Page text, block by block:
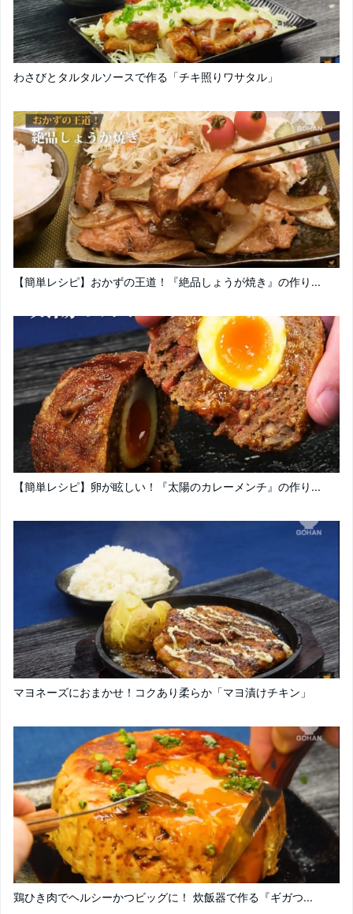
わさびとタルタルソースで作る「チキ照りワサタル」
【簡単レシピ】おかずの王道！『絶品しょうが焼き』の作り...
【簡単レシピ】卵が眩しい！『太陽のカレーメンチ』の作り...
マヨネーズにおまかせ！コクあり柔らか「マヨ漬けチキン」
鶏ひき肉でヘルシーかつビッグに！ 炊飯器で作る『ギガつ...